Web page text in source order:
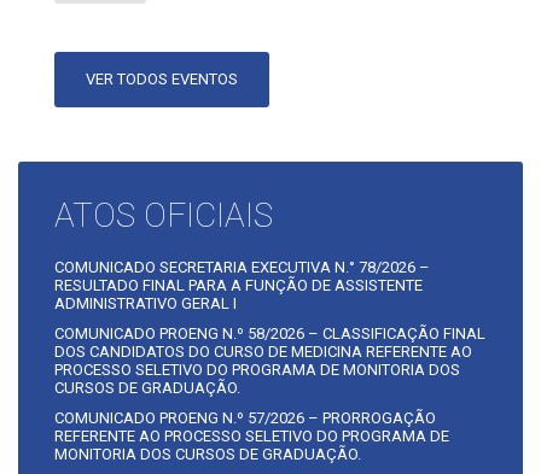
VER TODOS EVENTOS
ATOS OFICIAIS
COMUNICADO SECRETARIA EXECUTIVA N.° 78/2026 –
RESULTADO FINAL PARA A FUNÇÃO DE ASSISTENTE
ADMINISTRATIVO GERAL I
COMUNICADO PROENG N.º 58/2026 – CLASSIFICAÇÃO FINAL
DOS CANDIDATOS DO CURSO DE MEDICINA REFERENTE AO
PROCESSO SELETIVO DO PROGRAMA DE MONITORIA DOS
CURSOS DE GRADUAÇÃO.
COMUNICADO PROENG N.º 57/2026 – PRORROGAÇÃO
REFERENTE AO PROCESSO SELETIVO DO PROGRAMA DE
MONITORIA DOS CURSOS DE GRADUAÇÃO.